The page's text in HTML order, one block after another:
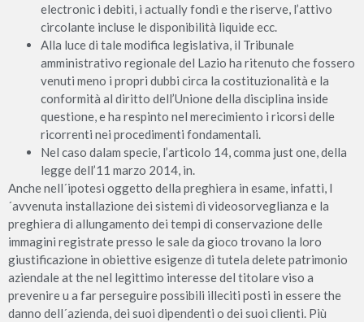
electronic i debiti, i actually fondi e the riserve, l’attivo
circolante incluse le disponibilità liquide ecc.
Alla luce di tale modifica legislativa, il Tribunale
amministrativo regionale del Lazio ha ritenuto che fossero
venuti meno i propri dubbi circa la costituzionalità e la
conformità al diritto dell’Unione della disciplina inside
questione, e ha respinto nel merecimiento i ricorsi delle
ricorrenti nei procedimenti fondamentali.
Nel caso dalam specie, l’articolo 14, comma just one, della
legge dell’11 marzo 2014, in.
Anche nell´ipotesi oggetto della preghiera in esame, infatti, l
´avvenuta installazione dei sistemi di videosorveglianza e la
preghiera di allungamento dei tempi di conservazione delle
immagini registrate presso le sale da gioco trovano la loro
giustificazione in obiettive esigenze di tutela delete patrimonio
aziendale at the nel legittimo interesse del titolare viso a
prevenire u a far perseguire possibili illeciti posti in essere the
danno dell´azienda, dei suoi dipendenti o dei suoi clienti. Più